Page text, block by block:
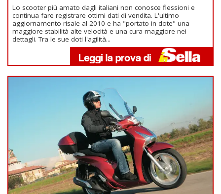
Lo scooter più amato dagli italiani non conosce flessioni e
continua fare registrare ottimi dati di vendita. L'ultimo
aggiornamento risale al 2010 e ha "portato in dote" una
maggiore stabilità alte velocità e una cura maggiore nei
dettagli. Tra le sue doti l'agilità...